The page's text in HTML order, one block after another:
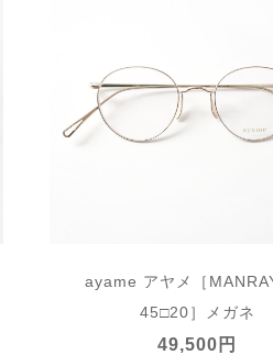
ayame アヤメ［
45□20］メガネ
49,500円